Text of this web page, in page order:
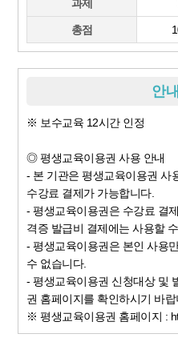
과제
총점
안
※ 보수교육 12시간 인정
◎ 평생교육이용권 사용 안내
- 본 기관은 평생교육이용권 사
수강료 결제가 가능합니다.
- 평생교육이용권은 수강료 결
격증 발급비 결제에는 사용할
- 평생교육이용권은 본인 사용
수 없습니다.
- 평생교육이용권 신청대상 및
권 홈페이지를 확인하시기 바랍
※ 평생교육이용권 홈페이지 :